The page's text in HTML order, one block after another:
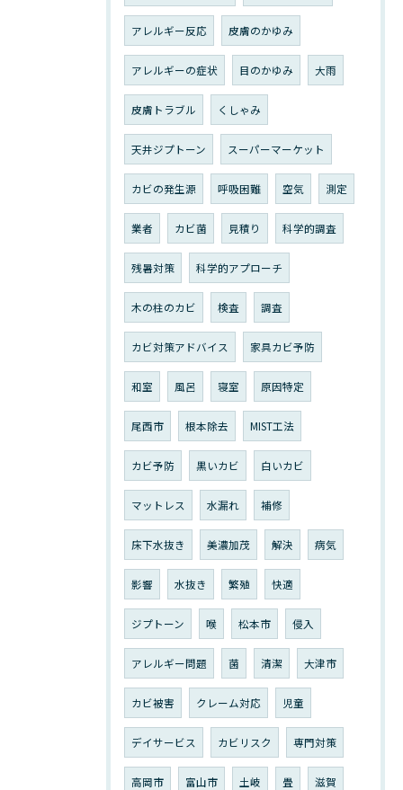
アレルギー反応 皮膚のかゆみ
アレルギーの症状 目のかゆみ 大雨
皮膚トラブル くしゃみ
天井ジプトーン スーパーマーケット
カビの発生源 呼吸困難 空気 測定
業者 カビ菌 見積り 科学的調査
残暑対策 科学的アプローチ
木の柱のカビ 検査 調査
カビ対策アドバイス 家具カビ予防
和室 風呂 寝室 原因特定
尾西市 根本除去 MIST工法
カビ予防 黒いカビ 白いカビ
マットレス 水漏れ 補修
床下水抜き 美濃加茂 解決 病気
影響 水抜き 繁殖 快適
ジプトーン 喉 松本市 侵入
アレルギー問題 菌 清潔 大津市
カビ被害 クレーム対応 児童
デイサービス カビリスク 専門対策
高岡市 富山市 土岐 畳 滋賀